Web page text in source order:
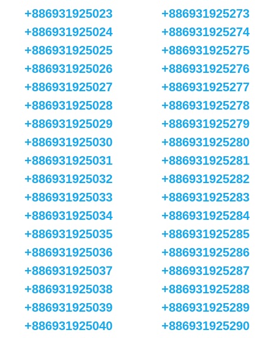
+886931925023
+886931925024
+886931925025
+886931925026
+886931925027
+886931925028
+886931925029
+886931925030
+886931925031
+886931925032
+886931925033
+886931925034
+886931925035
+886931925036
+886931925037
+886931925038
+886931925039
+886931925040
+886931925273
+886931925274
+886931925275
+886931925276
+886931925277
+886931925278
+886931925279
+886931925280
+886931925281
+886931925282
+886931925283
+886931925284
+886931925285
+886931925286
+886931925287
+886931925288
+886931925289
+886931925290